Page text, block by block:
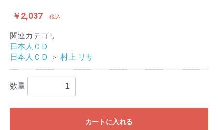
￥2,037 税込
関連カテゴリ
日本人ＣＤ
日本人ＣＤ ＞ 村上 リサ
数量
カートに入れる